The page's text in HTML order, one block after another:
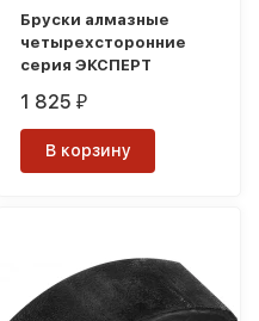
Бруски алмазные
четырехсторонние
серия ЭКСПЕРТ
1 825₽
В корзину